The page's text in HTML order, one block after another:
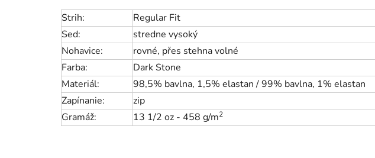
Strih:
Regular Fit
Sed:
stredne vysoký
Nohavice:
rovné, přes stehna volné
Farba:
Dark Stone
Materiál:
98,5% bavlna, 1,5% elastan / 99% bavlna, 1% elastan
Zapínanie:
zip
Gramáž:
13 1/2 oz - 458 g/m2